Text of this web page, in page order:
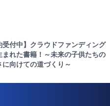
受付中】クラウドファンディング
まれた書籍！～未来の子供たちの
に向けての道づくり～